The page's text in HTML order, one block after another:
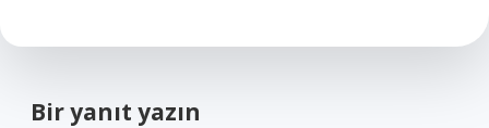
Bir yanıt yazın